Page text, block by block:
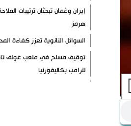
إيران وعُمان تبحثان ترتيبات
هرمز
السوائل النانوية تعزز كفاءة
توقيف مسلح في ملعب غولف
لترامب بكاليفورنيا